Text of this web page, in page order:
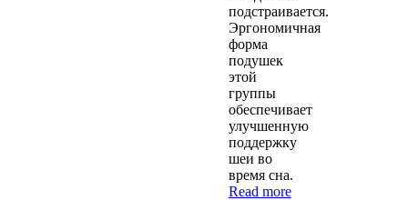
подстраивается.
Эргономичная
форма
подушек
этой
группы
обеспечивает
улучшенную
поддержку
шеи во
время сна.
Read more